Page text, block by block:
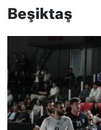
Beşiktaş